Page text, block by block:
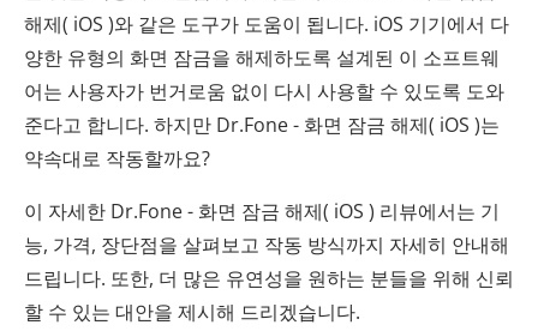
해제( iOS )와 같은 도구가 도움이 됩니다. iOS 기기에서 다
양한 유형의 화면 잠금을 해제하도록 설계된 이 소프트웨
어는 사용자가 번거로움 없이 다시 사용할 수 있도록 도와
준다고 합니다. 하지만 Dr.Fone - 화면 잠금 해제( iOS )는
약속대로 작동할까요?
이 자세한 Dr.Fone - 화면 잠금 해제( iOS ) 리뷰에서는 기
능, 가격, 장단점을 살펴보고 작동 방식까지 자세히 안내해
드립니다. 또한, 더 많은 유연성을 원하는 분들을 위해 신뢰
할 수 있는 대안을 제시해 드리겠습니다.